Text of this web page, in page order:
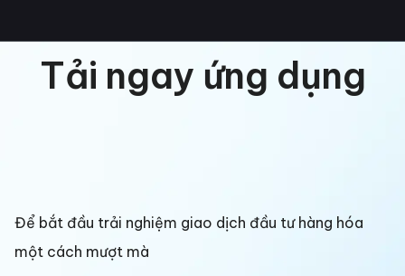
Tải ngay ứng dụng
Để bắt đầu trải nghiệm giao dịch đầu tư hàng hóa
một cách mượt mà